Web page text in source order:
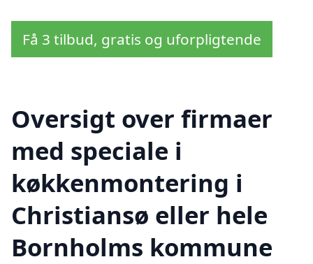
Få 3 tilbud, gratis og uforpligtende
Oversigt over firmaer
med speciale i
køkkenmontering i
Christiansø eller hele
Bornholms kommune